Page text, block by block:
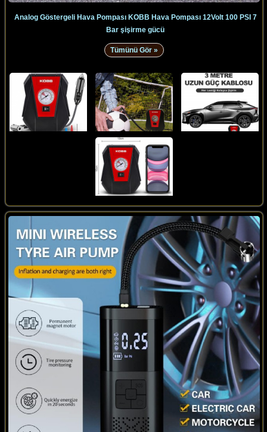
Analog Göstergeli Hava Pompası KOBB Hava Pompası 12Volt 100 PSI 7
Bar şişirme gücü
Tümünü Gör »